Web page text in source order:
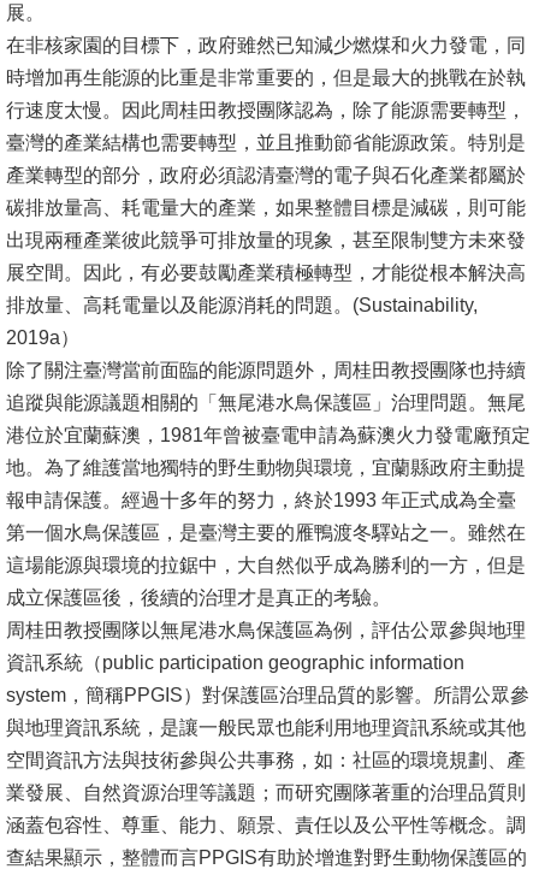
心
輔
專
區
facebook
展。
在非核家園的目標下，政府雖然已知減少燃煤和火力發電，同
時增加再生能源的比重是非常重要的，但是最大的挑戰在於執
行速度太慢。因此周桂田教授團隊認為，除了能源需要轉型，
臺灣的產業結構也需要轉型，並且推動節省能源政策。特別是
產業轉型的部分，政府必須認清臺灣的電子與石化產業都屬於
碳排放量高、耗電量大的產業，如果整體目標是減碳，則可能
出現兩種產業彼此競爭可排放量的現象，甚至限制雙方未來發
展空間。因此，有必要鼓勵產業積極轉型，才能從根本解決高
排放量、高耗電量以及能源消耗的問題。(Sustainability,
2019a）
除了關注臺灣當前面臨的能源問題外，周桂田教授團隊也持續
追蹤與能源議題相關的「無尾港水鳥保護區」治理問題。無尾
港位於宜蘭蘇澳，1981年曾被臺電申請為蘇澳火力發電廠預定
地。為了維護當地獨特的野生動物與環境，宜蘭縣政府主動提
報申請保護。經過十多年的努力，終於1993 年正式成為全臺
第一個水鳥保護區，是臺灣主要的雁鴨渡冬驛站之一。雖然在
這場能源與環境的拉鋸中，大自然似乎成為勝利的一方，但是
成立保護區後，後續的治理才是真正的考驗。
周桂田教授團隊以無尾港水鳥保護區為例，評估公眾參與地理
資訊系統（public participation geographic information
system，簡稱PPGIS）對保護區治理品質的影響。所謂公眾參
與地理資訊系統，是讓一般民眾也能利用地理資訊系統或其他
空間資訊方法與技術參與公共事務，如：社區的環境規劃、產
業發展、自然資源治理等議題；而研究團隊著重的治理品質則
涵蓋包容性、尊重、能力、願景、責任以及公平性等概念。調
查結果顯示，整體而言PPGIS有助於增進對野生動物保護區的